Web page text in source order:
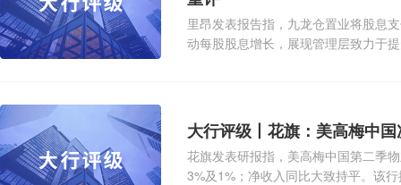
里昂发表报告指，九龙仓置业将股息
动每股股息增长，展现管理层致力于
大行评级丨花旗：美高梅中
花旗发表研报指，美高梅中国第二季
3%及1%；净收入同比大致持平。该